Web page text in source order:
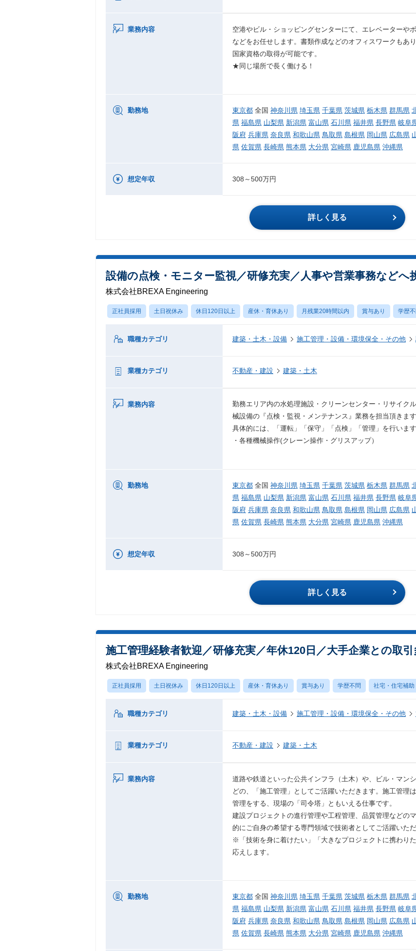
業務内容
空港やビル・ショッピングセンターにて、エレベーターや
などをお任せします。書類作成などのオフィスワークもあ
国家資格の取得が可能です。
★同じ場所で長く働ける！
勤務地 東京都 全国 神奈川県 埼玉県 千葉県 茨城県 栃木県 群馬県
県 福島県 山梨県 新潟県 富山県 石川県 福井県 長野県 岐阜
阪府 兵庫県 奈良県 和歌山県 鳥取県 島根県 岡山県 広島県
県 佐賀県 長崎県 熊本県 大分県 宮崎県 鹿児島県 沖縄県
想定年収 308～500万円
詳しく見る
設備の点検・モニター監視／研修充実／人事や営業事務などへ
株式会社BREXA Engineering
正社員採用 土日祝休み 休日120日以上 産休・育休あり 月残業20時間以内 賞与あり 学歴
職種カテゴリ 建築・土木・設備 施工管理・設備・環境保全・その他
業種カテゴリ 不動産・建設 建築・土木
業務内容
勤務エリア内の水処理施設・クリーンセンター・リサイク
械設備の『点検・監視・メンテナンス』業務を担当頂きます
具体的には、「運転」「保守」「点検」「管理」を行います
・各種機械操作(クレーン操作・グリスアップ）
勤務地 東京都 全国 神奈川県 埼玉県 千葉県 茨城県 栃木県 群馬県
県 福島県 山梨県 新潟県 富山県 石川県 福井県 長野県 岐阜
阪府 兵庫県 奈良県 和歌山県 鳥取県 島根県 岡山県 広島県
県 佐賀県 長崎県 熊本県 大分県 宮崎県 鹿児島県 沖縄県
想定年収 308～500万円
詳しく見る
施工管理経験者歓迎／研修充実／年休120日／大手企業との取引
株式会社BREXA Engineering
正社員採用 土日祝休み 休日120日以上 産休・育休あり 賞与あり 学歴不問 社宅・住宅補助
職種カテゴリ 建築・土木・設備 施工管理・設備・環境保全・その他
業種カテゴリ 不動産・建設 建築・土木
業務内容
道路や鉄道といった公共インフラ（土木）や、ビル・マン
どの、「施工管理」としてご活躍いただきます。施工管理
管理をする、現場の「司令塔」ともいえる仕事です。
建設プロジェクトの進行管理や工程管理、品質管理などの
的にご自身の希望する専門領域で技術者としてご活躍いた
※「技術を身に着けたい」「大きなプロジェクトに携わり
応えします。
勤務地 東京都 全国 神奈川県 埼玉県 千葉県 茨城県 栃木県 群馬県
県 福島県 山梨県 新潟県 富山県 石川県 福井県 長野県 岐阜
阪府 兵庫県 奈良県 和歌山県 鳥取県 島根県 岡山県 広島県
県 佐賀県 長崎県 熊本県 大分県 宮崎県 鹿児島県 沖縄県